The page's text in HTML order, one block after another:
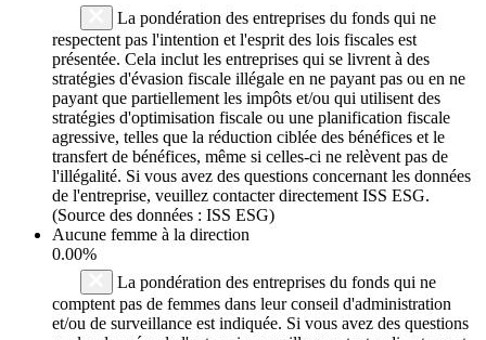
La pondération des entreprises du fonds qui ne
respectent pas l'intention et l'esprit des lois fiscales est
présentée. Cela inclut les entreprises qui se livrent à des
stratégies d'évasion fiscale illégale en ne payant pas ou en ne
payant que partiellement les impôts et/ou qui utilisent des
stratégies d'optimisation fiscale ou une planification fiscale
agressive, telles que la réduction ciblée des bénéfices et le
transfert de bénéfices, même si celles-ci ne relèvent pas de
l'illégalité. Si vous avez des questions concernant les données
de l'entreprise, veuillez contacter directement ISS ESG.
(Source des données : ISS ESG)
Aucune femme à la direction
0.00%
La pondération des entreprises du fonds qui ne
comptent pas de femmes dans leur conseil d'administration
et/ou de surveillance est indiquée. Si vous avez des questions